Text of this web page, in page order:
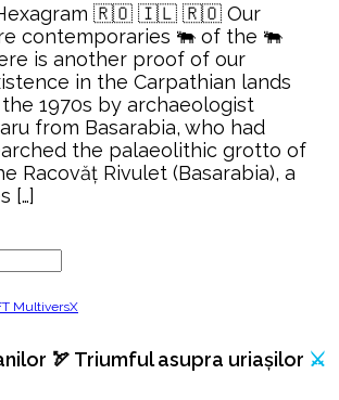
🇷🇴 🇮🇱 🇷🇴 Our
contemporaries 🐃 of the 🐃
is another proof of our
in the Carpathian lands
1970s by archaeologist
from Basarabia, who had
the palaeolithic grotto of
Racovăț Rivulet (Basarabia), a
[…]
🏹 Triumful asupra uriașilor ⚔️